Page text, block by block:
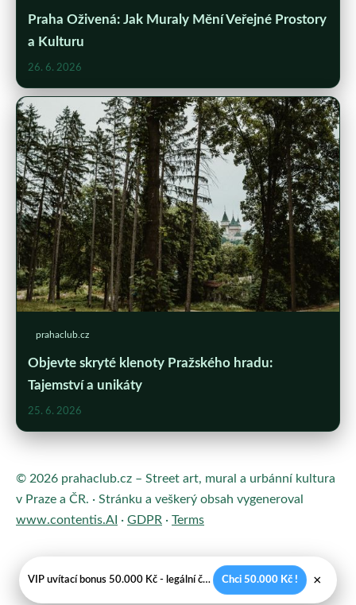
Praha Oživená: Jak Muraly Mění Veřejné Prostory
a Kulturu
26. 6. 2026
prahaclub.cz
Objevte skryté klenoty Pražského hradu:
Tajemství a unikáty
25. 6. 2026
© 2026 prahaclub.cz – Street art, mural a urbánní kultura
v Praze a ČR. · Stránku a veškerý obsah vygeneroval
www.contentis.AI · GDPR · Terms
VIP uvítací bonus 50.000 Kč - legální české kasíno Chci 50.000 Kč ! ×